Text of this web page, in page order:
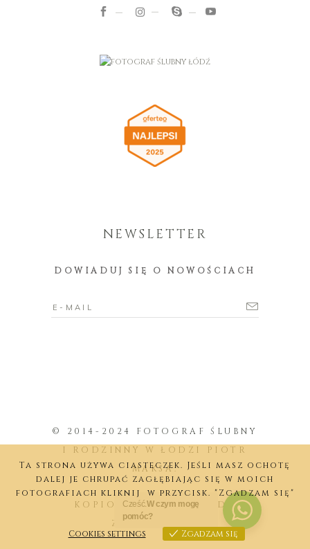
NEWSLETTER
DOWIADUJ SIĘ O NOWOŚCIACH
© 2014-2024 FOTOGRAF ŚLUBNY
I RODZINNY W ŁODZI PIOTR
MAKSA.
KOPIOWANIE BEZ ZGODY
ZABRONIONE.
Ta strona używa ciasteczek. Jeśli masz ochotę
dalej je chrupać zagłębiając się w moich
fotografiach kliknij w przycisk. "Zgadzam się"
Cookies settings Zgadzam się
Cookies settings
Cześć.W czym mogę
pomóc?